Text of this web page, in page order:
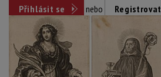
Přihlásit se
nebo Registrovat